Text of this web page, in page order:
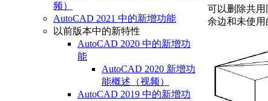
频）
AutoCAD 2021 中的新增功能
以前版本中的新特性
AutoCAD 2020 中的新增功
能
AutoCAD 2020 新增功
能概述（视频）
AutoCAD 2019 中的新增功
可以删除共
余边和未使用